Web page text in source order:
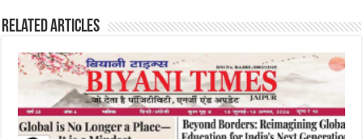
Related Articles